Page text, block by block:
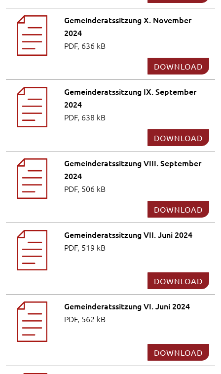
Gemeinderatssitzung X. November
2024
PDF, 636 kB
DOWNLOAD
Gemeinderatssitzung IX. September
2024
PDF, 638 kB
DOWNLOAD
Gemeinderatssitzung VIII. September
2024
PDF, 506 kB
DOWNLOAD
Gemeinderatssitzung VII. Juni 2024
PDF, 519 kB
DOWNLOAD
Gemeinderatssitzung VI. Juni 2024
PDF, 562 kB
DOWNLOAD